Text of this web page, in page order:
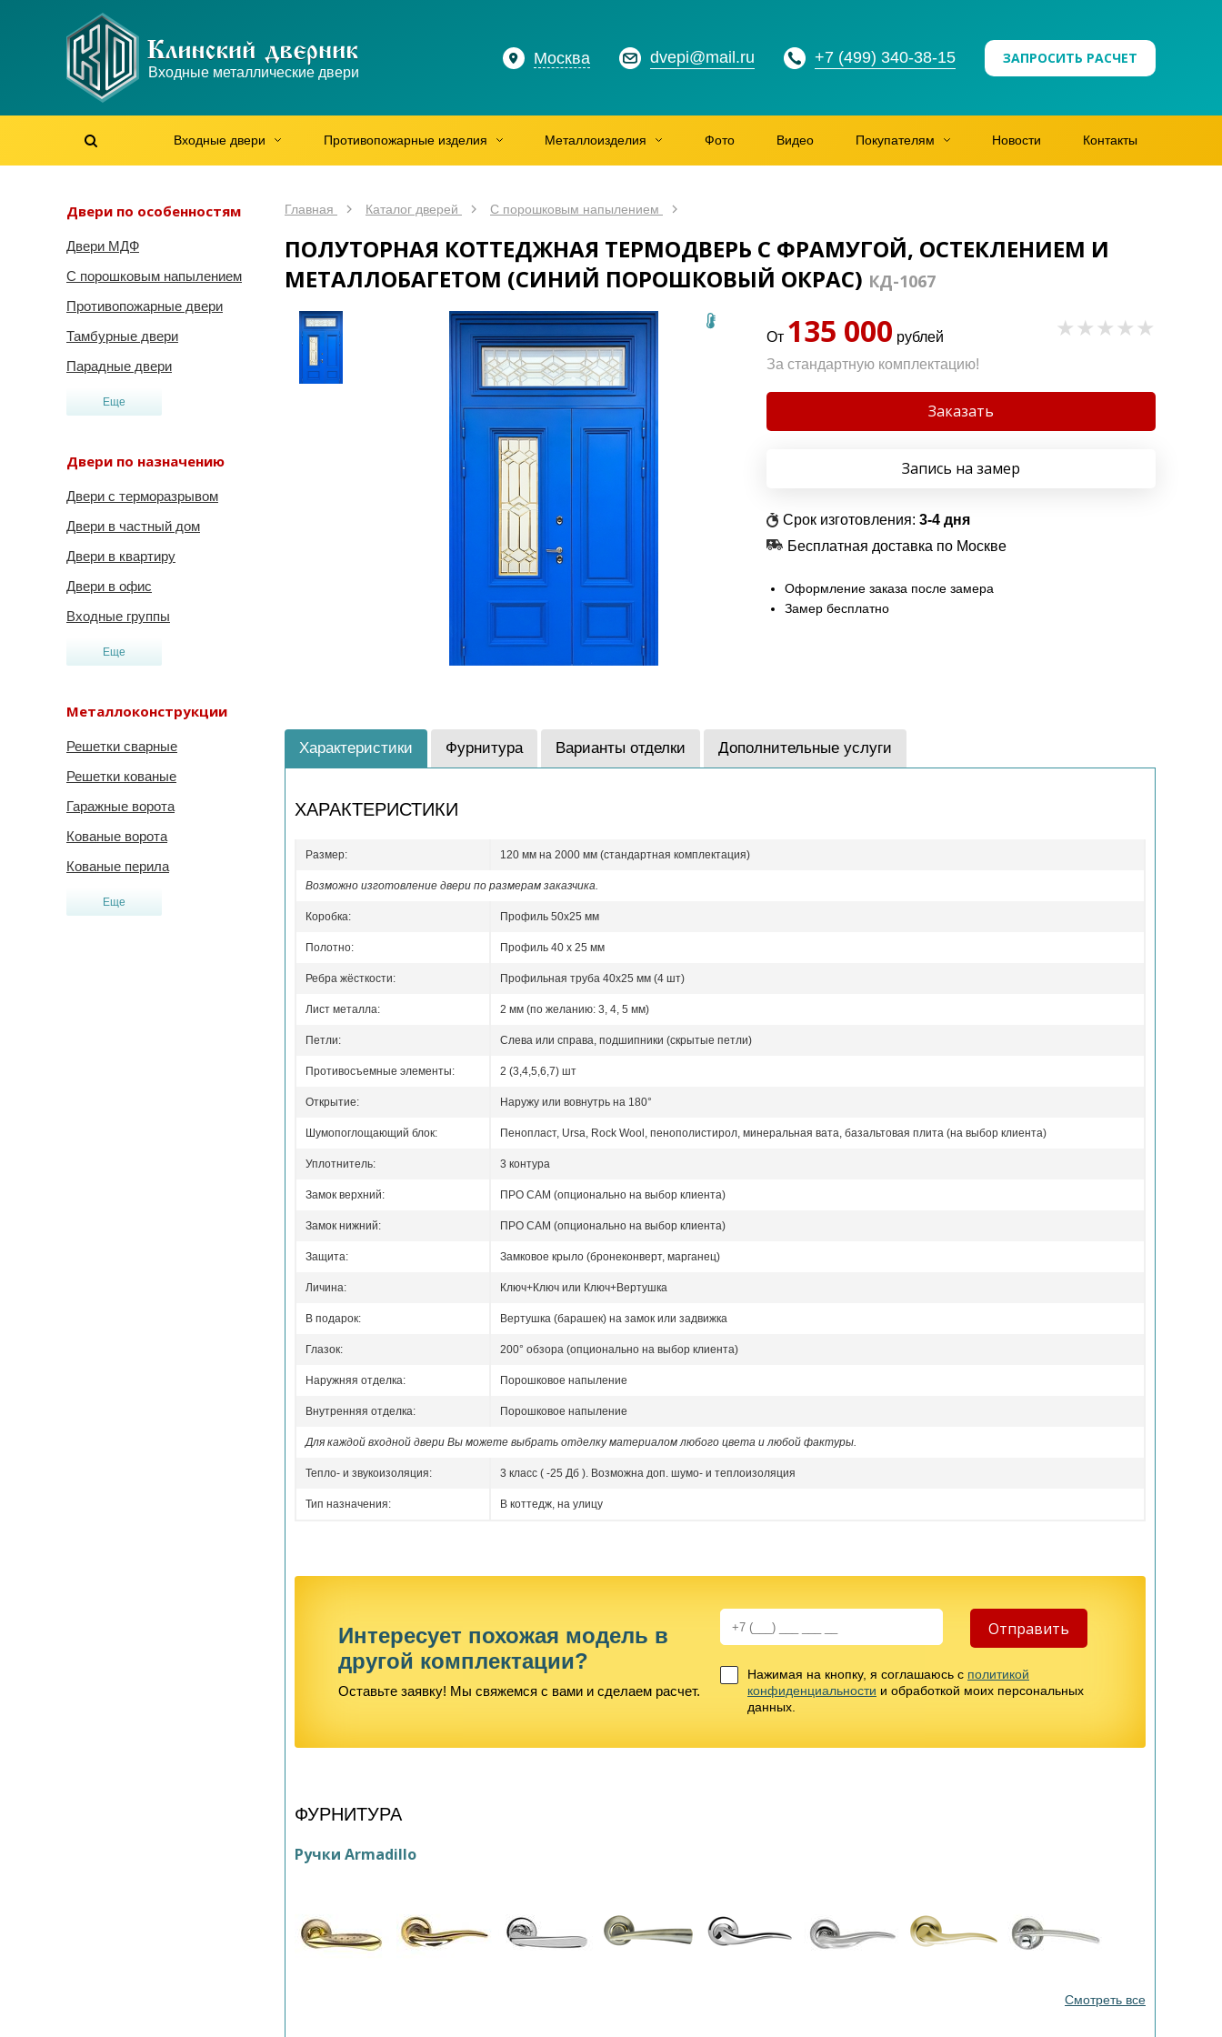
Входные металлические двери
Москва dvepi@mail.ru +7 (499) 340-38-15 ЗАПРОСИТЬ РАСЧЕТ
Входные двери Противопожарные изделия Металлоизделия Фото Видео Покупателям Новости Контакты
Двери по особенностям
Двери МДФ
С порошковым напылением
Противопожарные двери
Тамбурные двери
Парадные двери
Еще
Двери по назначению
Двери с терморазрывом
Двери в частный дом
Двери в квартиру
Двери в офис
Входные группы
Еще
Металлоконструкции
Решетки сварные
Решетки кованые
Гаражные ворота
Кованые ворота
Кованые перила
Еще
Главная Каталог дверей С порошковым напылением
ПОЛУТОРНАЯ КОТТЕДЖНАЯ ТЕРМОДВЕРЬ С ФРАМУГОЙ, ОСТЕКЛЕНИЕМ И
МЕТАЛЛОБАГЕТОМ (СИНИЙ ПОРОШКОВЫЙ ОКРАС) КД-1067
От 135 000 рублей
За стандартную комплектацию!
Заказать
Запись на замер
Срок изготовления: 3-4 дня
Бесплатная доставка по Москве
Оформление заказа после замера
Замер бесплатно
Характеристики Фурнитура Варианты отделки Дополнительные услуги
ХАРАКТЕРИСТИКИ
Размер: 120 мм на 2000 мм (стандартная комплектация)
Возможно изготовление двери по размерам заказчика.
Коробка: Профиль 50x25 мм
Полотно: Профиль 40 x 25 мм
Ребра жёсткости: Профильная труба 40х25 мм (4 шт)
Лист металла: 2 мм (по желанию: 3, 4, 5 мм)
Петли: Слева или справа, подшипники (скрытые петли)
Противосъемные элементы: 2 (3,4,5,6,7) шт
Открытие: Наружу или вовнутрь на 180°
Шумопоглощающий блок: Пенопласт, Ursa, Rock Wool, пенополистирол, минеральная вата, базальтовая плита (на выбор клиента)
Уплотнитель: 3 контура
Замок верхний: ПРО САМ (опционально на выбор клиента)
Замок нижний: ПРО САМ (опционально на выбор клиента)
Защита: Замковое крыло (бронеконверт, марганец)
Личина: Ключ+Ключ или Ключ+Вертушка
В подарок: Вертушка (барашек) на замок или задвижка
Глазок: 200° обзора (опционально на выбор клиента)
Наружняя отделка: Порошковое напыление
Внутренняя отделка: Порошковое напыление
Для каждой входной двери Вы можете выбрать отделку материалом любого цвета и любой фактуры.
Тепло- и звукоизоляция: 3 класс ( -25 Дб ). Возможна доп. шумо- и теплоизоляция
Тип назначения: В коттедж, на улицу
Интересует похожая модель в
другой комплектации?
Оставьте заявку! Мы свяжемся с вами и сделаем расчет.
Нажимая на кнопку, я соглашаюсь с политикой
конфиденциальности и обработкой моих персональных
данных.
ФУРНИТУРА
Ручки Armadillo
Смотреть все
Max
Мы онлайн!
WhatsApp
Мы онлайн!
Telegram
Мы онлайн!
Max
Мы онлайн!
WhatsApp
Мы онлайн!